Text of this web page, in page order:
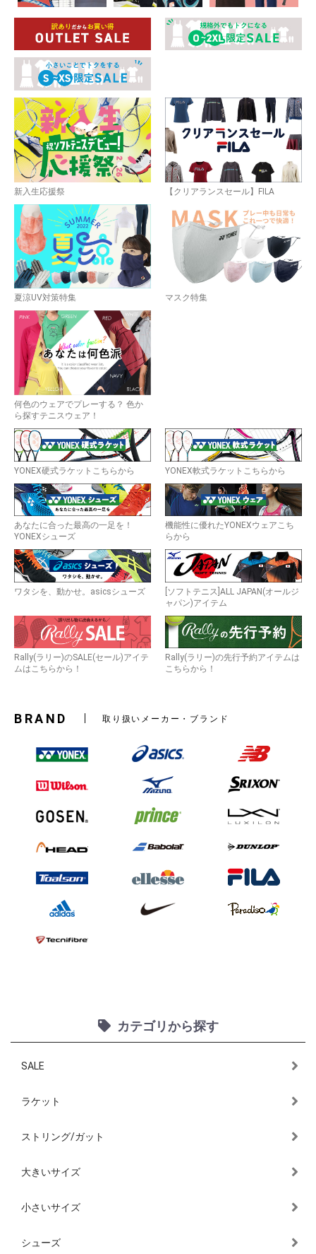
お買い物を続ける カートへ進む
新入生応援祭 【クリアランスセール】FILA
夏涼UV対策特集 マスク特集
何色のウェアでプレーする？ 色か
ら探すテニスウェア！
YONEX硬式ラケットこちらから YONEX軟式ラケットこちらから
あなたに合った最高の一足を！
YONEXシューズ
機能性に優れたYONEXウェアこち
らから
ワタシを、動かせ。asicsシューズ
[ソフトテニス]ALL JAPAN(オールジ
ャパン)アイテム
Rally(ラリー)のSALE(セール)アイテ
ムはこちらから！
Rally(ラリー)の先行予約アイテムは
こちらから！
BRAND 取り扱いメーカー・ブランド
カテゴリから探す
SALE
ラケット
ストリング/ガット
大きいサイズ
小さいサイズ
シューズ